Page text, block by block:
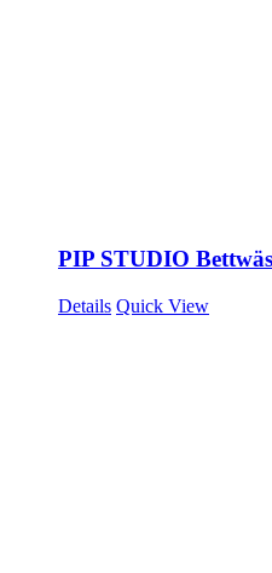
PIP STUDIO
Details Quick View